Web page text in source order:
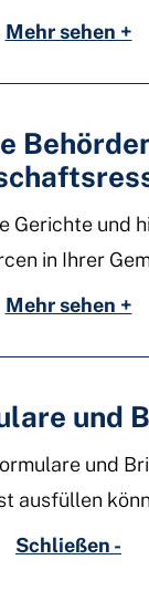
Mehr sehen +
Gerichte und
in Ihrer
Mehr sehen +
und
und
ausfüllen
Schließen -